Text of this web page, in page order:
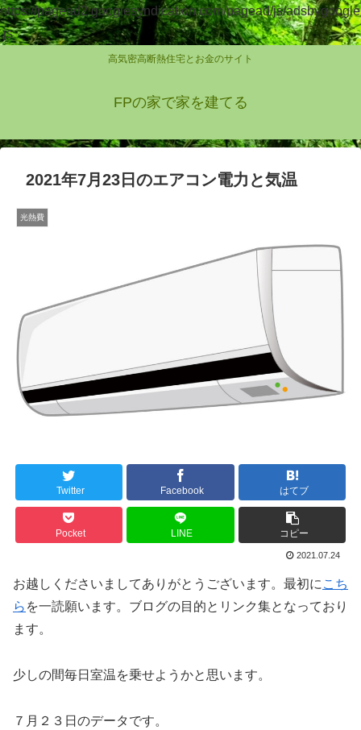
https://pagead2.googlesyndication.com/pagead/js/adsbygoogle
.js
高気密高断熱住宅とお金のサイト
FPの家で家を建てる
2021年7月23日のエアコン電力と気温
光熱費
Twitter Facebook はてブ
Pocket LINE コピー
2021.07.24
お越しくださいましてありがとうございます。最初に こち
ら を一読願います。ブログの目的とリンク集となっており
ます。
少しの間毎日室温を乗せようかと思います。
７月２３日のデータです。